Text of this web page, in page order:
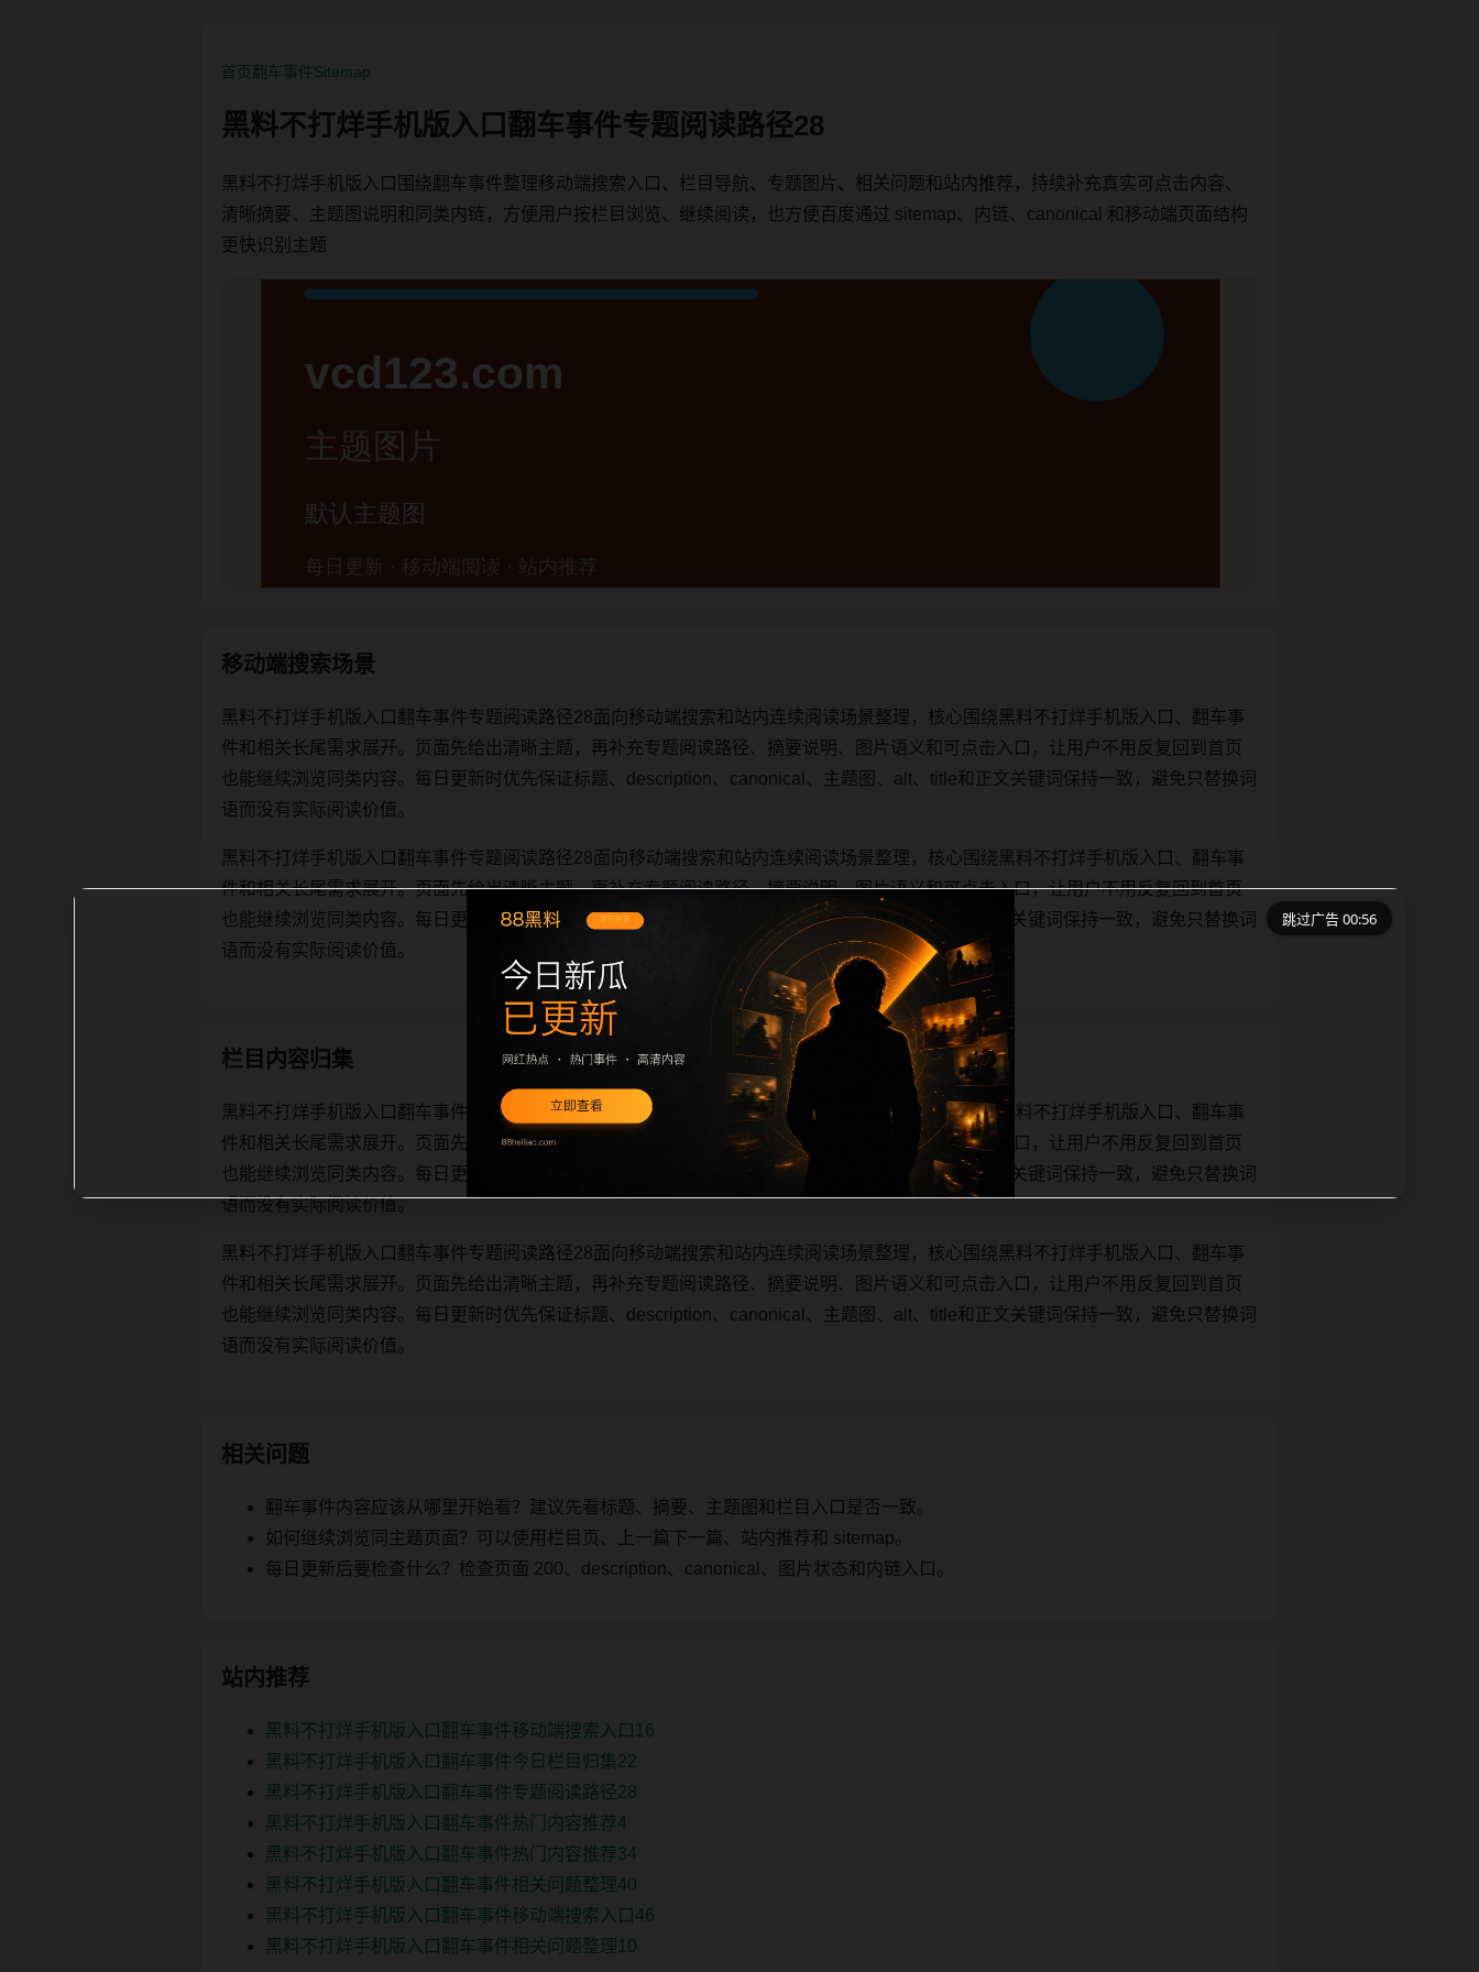
首页翻车事件Sitemap
黑料不打烊手机版入口翻车事件专题阅读路径28
黑料不打烊手机版入口围绕翻车事件整理移动端搜索入口、栏目导航、专题图片、相关问题和站内推荐，持续补充真实可点击内容、
清晰摘要、主题图说明和同类内链，方便用户按栏目浏览、继续阅读，也方便百度通过 sitemap、内链、canonical 和移动端页面结构
更快识别主题
移动端搜索场景
黑料不打烊手机版入口翻车事件专题阅读路径28面向移动端搜索和站内连续阅读场景整理，核心围绕黑料不打烊手机版入口、翻车事
件和相关长尾需求展开。页面先给出清晰主题，再补充专题阅读路径、摘要说明、图片语义和可点击入口，让用户不用反复回到首页
也能继续浏览同类内容。每日更新时优先保证标题、description、canonical、主题图、alt、title和正文关键词保持一致，避免只替换词
语而没有实际阅读价值。
黑料不打烊手机版入口翻车事件专题阅读路径28面向移动端搜索和站内连续阅读场景整理，核心围绕黑料不打烊手机版入口、翻车事
件和相关长尾需求展开。页面先给出清晰主题，再补充专题阅读路径、摘要说明、图片语义和可点击入口，让用户不用反复回到首页
也能继续浏览同类内容。每日更新时优先保证标题、description、canonical、主题图、alt、title和正文关键词保持一致，避免只替换词
语而没有实际阅读价值。
栏目内容归集
黑料不打烊手机版入口翻车事件专题阅读路径28面向移动端搜索和站内连续阅读场景整理，核心围绕黑料不打烊手机版入口、翻车事
件和相关长尾需求展开。页面先给出清晰主题，再补充专题阅读路径、摘要说明、图片语义和可点击入口，让用户不用反复回到首页
也能继续浏览同类内容。每日更新时优先保证标题、description、canonical、主题图、alt、title和正文关键词保持一致，避免只替换词
语而没有实际阅读价值。
黑料不打烊手机版入口翻车事件专题阅读路径28面向移动端搜索和站内连续阅读场景整理，核心围绕黑料不打烊手机版入口、翻车事
件和相关长尾需求展开。页面先给出清晰主题，再补充专题阅读路径、摘要说明、图片语义和可点击入口，让用户不用反复回到首页
也能继续浏览同类内容。每日更新时优先保证标题、description、canonical、主题图、alt、title和正文关键词保持一致，避免只替换词
语而没有实际阅读价值。
相关问题
翻车事件内容应该从哪里开始看？建议先看标题、摘要、主题图和栏目入口是否一致。
如何继续浏览同主题页面？可以使用栏目页、上一篇下一篇、站内推荐和 sitemap。
每日更新后要检查什么？检查页面 200、description、canonical、图片状态和内链入口。
站内推荐
黑料不打烊手机版入口翻车事件移动端搜索入口16
黑料不打烊手机版入口翻车事件今日栏目归集22
黑料不打烊手机版入口翻车事件专题阅读路径28
黑料不打烊手机版入口翻车事件热门内容推荐4
黑料不打烊手机版入口翻车事件热门内容推荐34
黑料不打烊手机版入口翻车事件相关问题整理40
黑料不打烊手机版入口翻车事件移动端搜索入口46
黑料不打烊手机版入口翻车事件相关问题整理10
跳过广告 00:56